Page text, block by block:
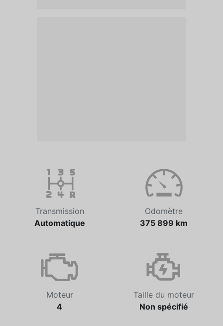
Transmission
Automatique
Odomètre
375 899 km
Moteur
4
Taille du moteur
Non spécifié